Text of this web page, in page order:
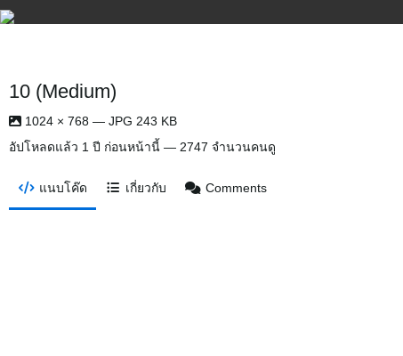
10 (Medium)
1024 × 768 — JPG 243 KB
อัปโหลดแล้ว 1 ปี ก่อนหน้านี้ — 2747 จำนวนคนดู
แนบโค๊ด เกี่ยวกับ Comments